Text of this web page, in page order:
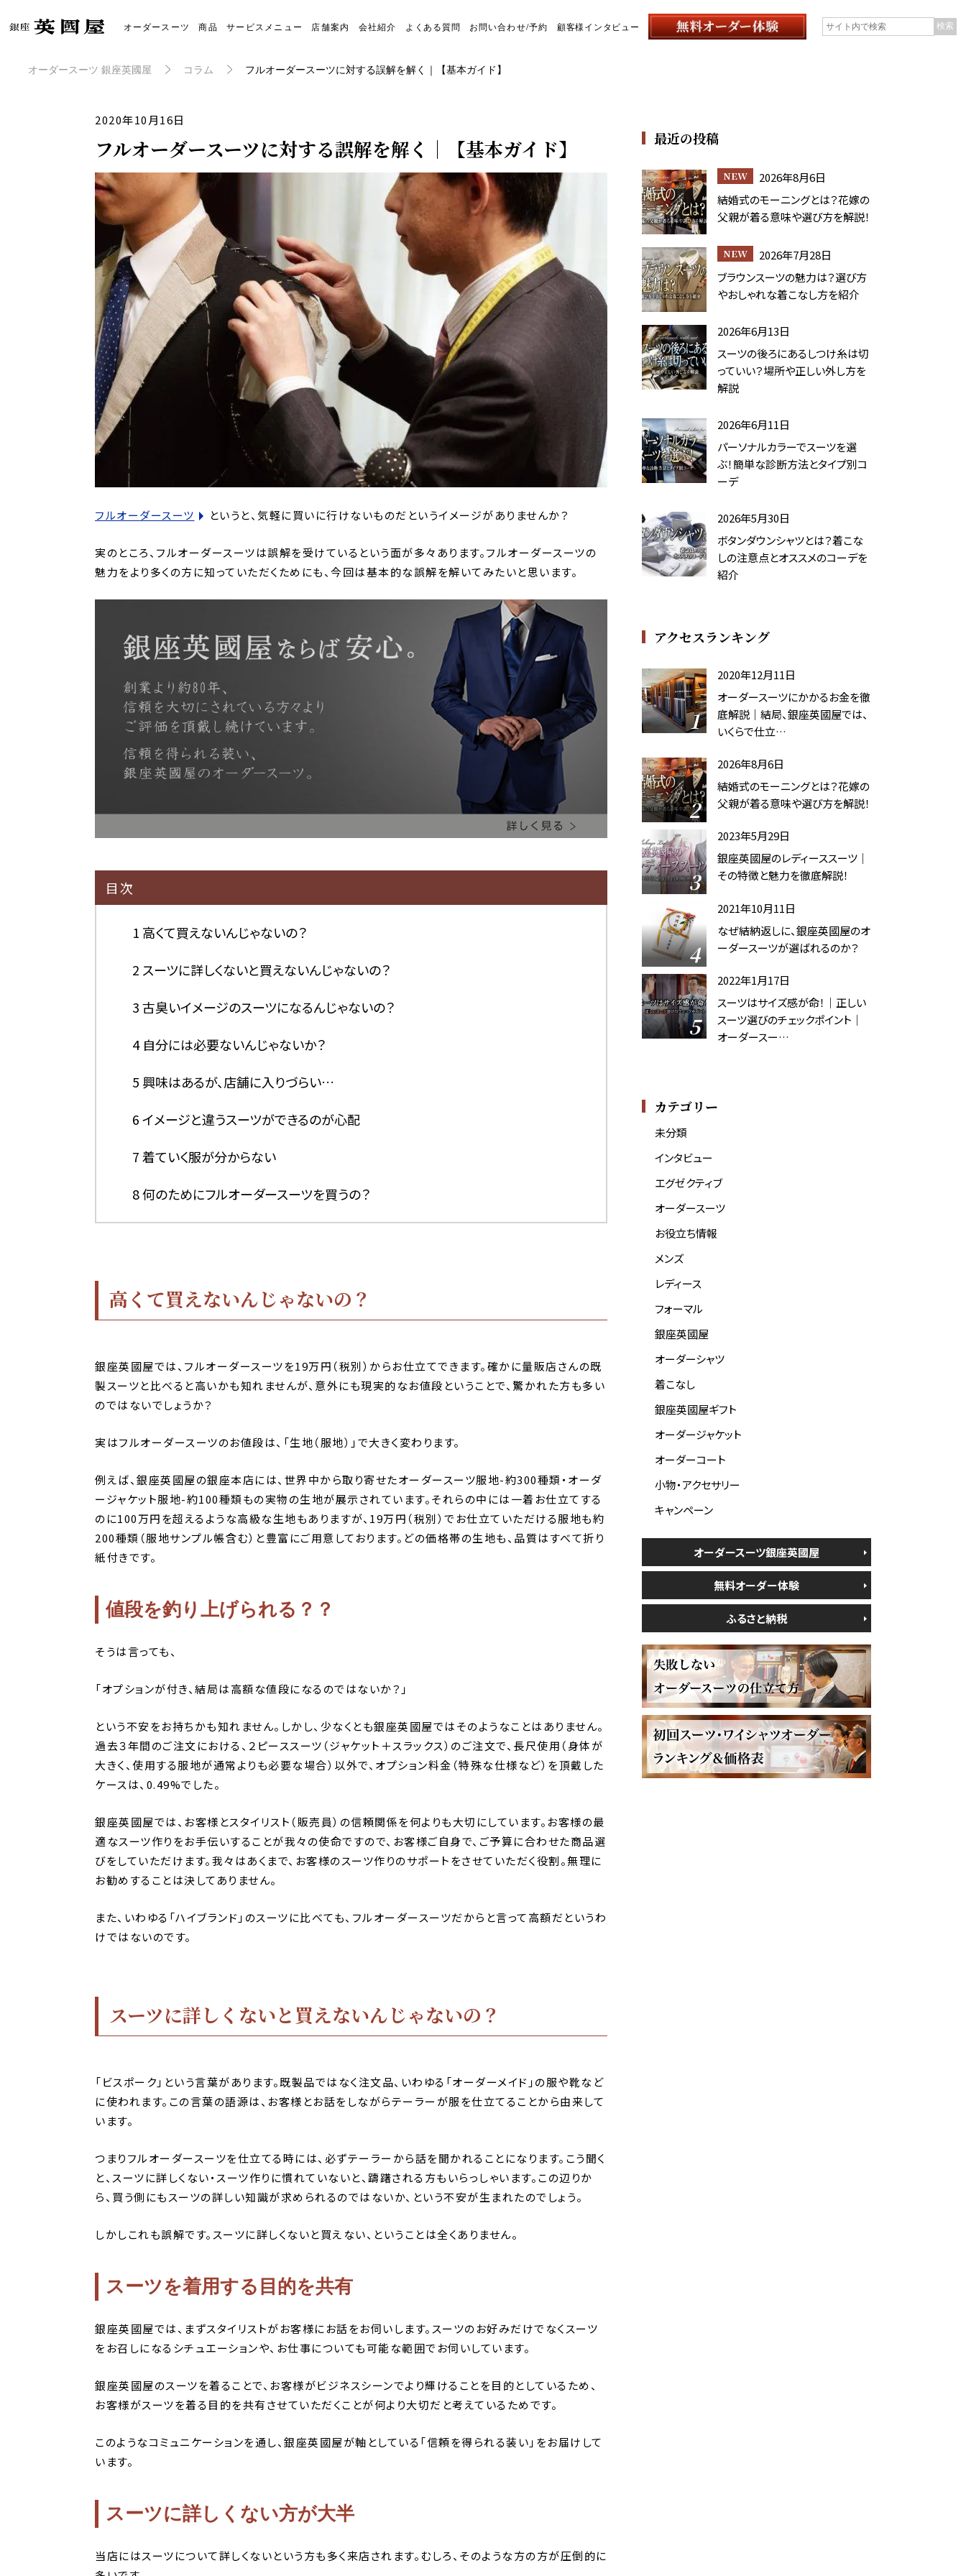
オーダースーツの銀座英國屋
オーダースーツ 商品 サービスメニュー 店舗案内 会社紹介 よくある質問 お問い合わせ/予約 顧客様インタビュー
オーダースーツ 銀座英國屋 コラム フルオーダースーツに対する誤解を解く｜【基本ガイド】
2020年10月16日
フルオーダースーツに対する誤解を解く｜【基本ガイド】
フルオーダースーツ というと、気軽に買いに行けないものだというイメージがありませんか？
実のところ、フルオーダースーツは誤解を受けているという面が多々あります。フルオーダースーツの
魅力をより多くの方に知っていただくためにも、今回は基本的な誤解を解いてみたいと思います。
目次
1 高くて買えないんじゃないの？
2 スーツに詳しくないと買えないんじゃないの？
3古臭いイメージのスーツになるんじゃないの？
4自分には必要ないんじゃないか？
5 興味はあるが、店舗に入りづらい…
6イメージと違うスーツができるのが心配
7着ていく服が分からない
8何のためにフルオーダースーツを買うの？
高くて買えないんじゃないの？
銀座英國屋では、フルオーダースーツを19万円（税別）からお仕立てできます。確かに量販店さんの既
製スーツと比べると高いかも知れませんが、意外にも現実的なお値段ということで、驚かれた方も多い
のではないでしょうか？
実はフルオーダースーツのお値段は、「生地（服地）」で大きく変わります。
例えば、銀座英國屋の銀座本店には、世界中から取り寄せたオーダースーツ服地-約300種類・オーダ
ージャケット服地-約100種類もの実物の生地が展示されています。それらの中には一着お仕立てする
のに100万円を超えるような高級な生地もありますが、19万円（税別）でお仕立ていただける服地も約
200種類（服地サンプル帳含む）と豊富にご用意しております。どの価格帯の生地も、品質はすべて折り
紙付きです。
値段を釣り上げられる？？
そうは言っても、
「オプションが付き、結局は高額な値段になるのではないか？」
という不安をお持ちかも知れません。しかし、少なくとも銀座英國屋ではそのようなことはありません。
過去３年間のご注文における、２ピーススーツ（ジャケット＋スラックス）のご注文で、長尺使用（身体が
大きく、使用する服地が通常よりも必要な場合）以外で、オプション料金（特殊な仕様など）を頂戴した
ケースは、0.49%でした。
銀座英國屋では、お客様とスタイリスト（販売員）の信頼関係を何よりも大切にしています。お客様の最
適なスーツ作りをお手伝いすることが我々の使命ですので、お客様ご自身で、ご予算に合わせた商品選
びをしていただけます。我々はあくまで、お客様のスーツ作りのサポートをさせていただく役割。無理に
お勧めすることは決してありません。
また、いわゆる「ハイブランド」のスーツに比べても、フルオーダースーツだからと言って高額だというわ
けではないのです。
スーツに詳しくないと買えないんじゃないの？
「ビスポーク」という言葉があります。既製品ではなく注文品、いわゆる「オーダーメイド」の服や靴など
に使われます。この言葉の語源は、お客様とお話をしながらテーラーが服を仕立てることから由来して
います。
つまりフルオーダースーツを仕立てる時には、必ずテーラーから話を聞かれることになります。こう聞く
と、スーツに詳しくない・スーツ作りに慣れていないと、躊躇される方もいらっしゃいます。この辺りか
ら、買う側にもスーツの詳しい知識が求められるのではないか、という不安が生まれたのでしょう。
しかしこれも誤解です。スーツに詳しくないと買えない、ということは全くありません。
スーツを着用する目的を共有
銀座英國屋では、まずスタイリストがお客様にお話をお伺いします。スーツのお好みだけでなくスーツ
をお召しになるシチュエーションや、お仕事についても可能な範囲でお伺いしています。
銀座英國屋のスーツを着ることで、お客様がビジネスシーンでより輝けることを目的としているため、
お客様がスーツを着る目的を共有させていただくことが何より大切だと考えているためです。
このようなコミュニケーションを通し、銀座英國屋が軸としている「信頼を得られる装い」をお届けして
います。
スーツに詳しくない方が大半
当店にはスーツについて詳しくないという方も多く来店されます。むしろ、そのような方の方が圧倒的に
最近の投稿
2026年8月6日
結婚式のモーニングとは？花嫁の
父親が着る意味や選び方を解説！
2026年7月28日
ブラウンスーツの魅力は？選び方
やおしゃれな着こなし方を紹介
2026年6月13日
スーツの後ろにあるしつけ糸は切
っていい？場所や正しい外し方を
解説
2026年6月11日
パーソナルカラーでスーツを選
ぶ！簡単な診断方法とタイプ別コ
ーデ
2026年5月30日
ボタンダウンシャツとは？着こな
しの注意点とオススメのコーデを
紹介
アクセスランキング
2020年12月11日
オーダースーツにかかるお金を徹
底解説｜結局、銀座英國屋では、
いくらで仕立…
2026年8月6日
結婚式のモーニングとは？花嫁の
父親が着る意味や選び方を解説！
2023年5月29日
銀座英國屋のレディーススーツ｜
その特徴と魅力を徹底解説！
2021年10月11日
なぜ結納返しに、銀座英國屋のオ
ーダースーツが選ばれるのか？
2022年1月17日
スーツはサイズ感が命！｜正しい
スーツ選びのチェックポイント｜
オーダースー…
カテゴリー
未分類
インタビュー
エグゼクティブ
オーダースーツ
お役立ち情報
メンズ
レディース
フォーマル
銀座英國屋
オーダーシャツ
着こなし
銀座英國屋ギフト
オーダージャケット
オーダーコート
小物・アクセサリー
キャンペーン
オーダースーツ銀座英國屋
無料オーダー体験
ふるさと納税